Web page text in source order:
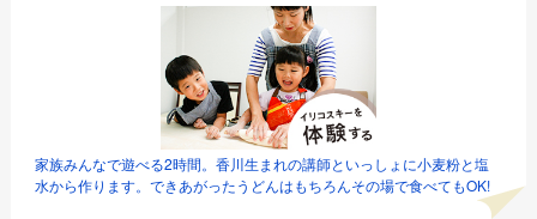
家族みんなで遊べる2時間。香川生まれの講師といっしょに小麦粉と塩
水から作ります。できあがったうどんはもちろんその場で食べてもOK!